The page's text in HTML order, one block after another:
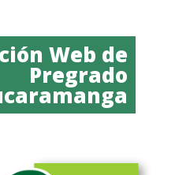
Web de
Pregrado